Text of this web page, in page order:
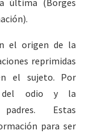
última (Borges
el origen de la
reprimidas
el sujeto. Por
del odio y la
Estas
para ser